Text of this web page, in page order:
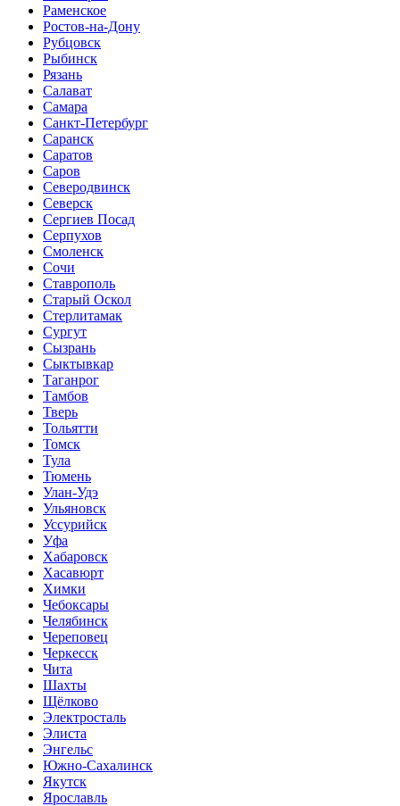
Раменское
Ростов-на-Дону
Рубцовск
Рыбинск
Рязань
Салават
Самара
Санкт-Петербург
Саранск
Саратов
Саров
Северодвинск
Северск
Сергиев Посад
Серпухов
Смоленск
Сочи
Ставрополь
Старый Оскол
Стерлитамак
Сургут
Сызрань
Сыктывкар
Таганрог
Тамбов
Тверь
Тольятти
Томск
Тула
Тюмень
Улан-Удэ
Ульяновск
Уссурийск
Уфа
Хабаровск
Хасавюрт
Химки
Чебоксары
Челябинск
Череповец
Черкесск
Чита
Шахты
Щёлково
Электросталь
Элиста
Энгельс
Южно-Сахалинск
Якутск
Ярославль